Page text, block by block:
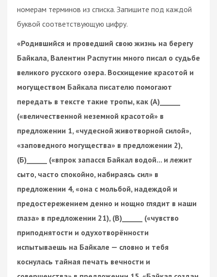
номерам терминов из списка. Запишите под каждой
буквой соответствующую цифру.
«Родившийся и проведший свою жизнь на берегу
Байкала, Валентин Распутин много писал о судьбе
великого русского озера. Восхищение красотой и
могуществом Байкала писателю помогают
передать в тексте такие тропы, как (А)______
(«величественной неземной красотой» в
предложении 1, «чудесной животворной силой»,
«заповедного могущества» в предложении 2),
(Б)______ («впрок запасся Байкал водой... и лежит
сыто, часто спокойно, набираясь сил» в
предложении 4, «она с мольбой, надеждой и
предостережением денно и нощно глядит в наши
глаза» в предложении 21), (В)______ («чувство
приподнятости и одухотворённости
испытываешь на Байкале — словно и тебя
коснулась тайная печать вечности и